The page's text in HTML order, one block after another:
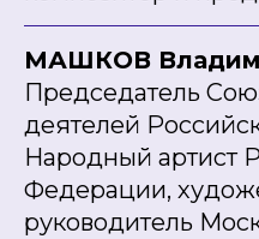
МАШКОВ
Председатель
деятелей
Народный артист
Федерации,
руководитель